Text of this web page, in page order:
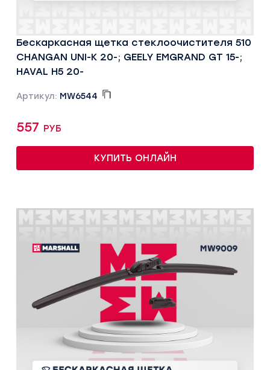
Бескаркасная щетка стеклоочистителя 510
CHANGAN UNI-K 20-; GEELY EMGRAND GT 15-;
HAVAL H5 20-
Артикул: MW6544
557 руб
КУПИТЬ ОНЛАЙН